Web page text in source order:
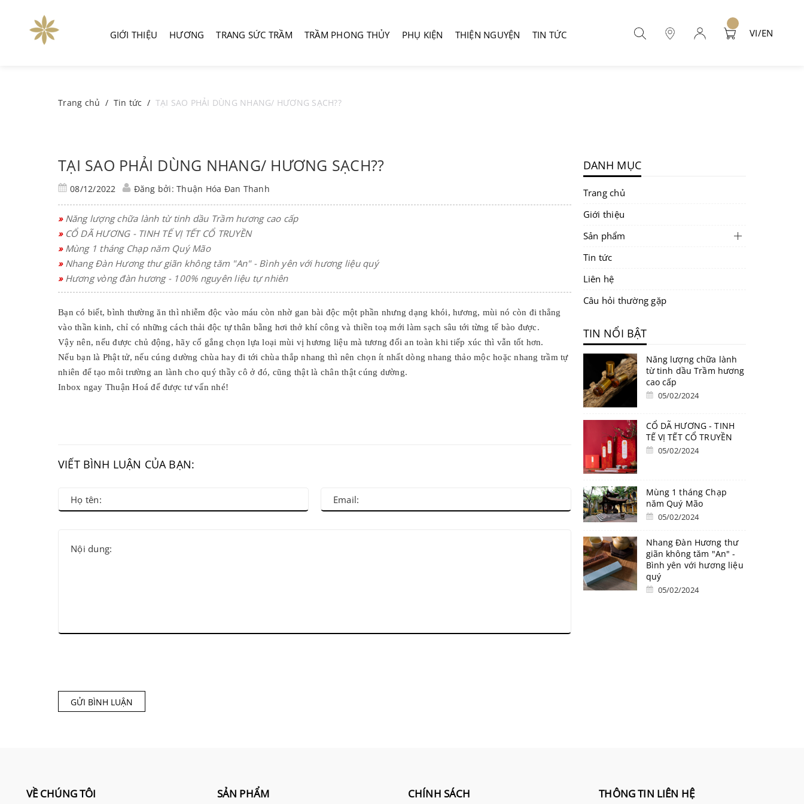
GIỚI THIỆU HƯƠNG TRANG SỨC TRẦM TRẦM PHONG THỦY PHỤ KIỆN THIỆN NGUYỆN TIN TỨC VI/EN
Trang chủ / Tin tức / TẠI SAO PHẢI DÙNG NHANG/ HƯƠNG SẠCH??
TẠI SAO PHẢI DÙNG NHANG/ HƯƠNG SẠCH??
08/12/2022 Đăng bởi: Thuận Hóa Đan Thanh
»Năng lượng chữa lành từ tinh dầu Trầm hương cao cấp
»CỔ DÃ HƯƠNG - TINH TẾ VỊ TẾT CỔ TRUYỀN
»Mùng 1 tháng Chạp năm Quý Mão
»Nhang Đàn Hương thư giãn không tăm "An" - Bình yên với hương liệu quý
»Hương vòng đàn hương - 100% nguyên liệu tự nhiên
Bạn có biết, bình thường ăn thì nhiễm độc vào máu còn nhờ gan bài độc một phần nhưng dạng khói, hương, mùi nó còn đi thẳng
vào thần kinh, chỉ có những cách thải độc tự thân bằng hơi thở khí công và thiền toạ mới làm sạch sâu tới từng tế bào được.
Vậy nên, nếu được chủ động, hãy cố gắng chọn lựa loại mùi vị hương liệu mà tương đối an toàn khi tiếp xúc thì vẫn tốt hơn.
Nếu bạn là Phật tử, nếu cúng dường chùa hay đi tới chùa thắp nhang thì nên chọn ít nhất dòng nhang thảo mộc hoặc nhang trầm tự
nhiên để tạo môi trường an lành cho quý thầy cô ở đó, cũng thật là chân thật cúng dường.
Inbox ngay Thuận Hoá để được tư vấn nhé!
VIẾT BÌNH LUẬN CỦA BẠN:
GỬI BÌNH LUẬN
DANH MỤC
Trang chủ
Giới thiệu
Sản phẩm
Tin tức
Liên hệ
Câu hỏi thường gặp
TIN NỔI BẬT
Năng lượng chữa lành
từ tinh dầu Trầm hương
cao cấp
05/02/2024
CỔ DÃ HƯƠNG - TINH
TẾ VỊ TẾT CỔ TRUYỀN
05/02/2024
Mùng 1 tháng Chạp
năm Quý Mão
05/02/2024
Nhang Đàn Hương thư
giãn không tăm "An" -
Bình yên với hương liệu
quý
05/02/2024
VỀ CHÚNG TÔI SẢN PHẨM CHÍNH SÁCH THÔNG TIN LIÊN HỆ